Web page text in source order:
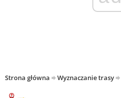
Strona główna Wyznaczanie trasy